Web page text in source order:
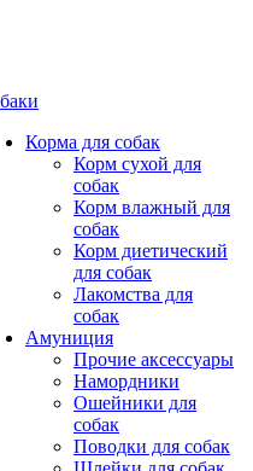
Корма для собак
Корм сухой для
собак
Корм влажный для
собак
Корм диетический
для собак
Лакомства для
собак
Амуниция
Прочие аксессуары
Намордники
Ошейники для
собак
Поводки для собак